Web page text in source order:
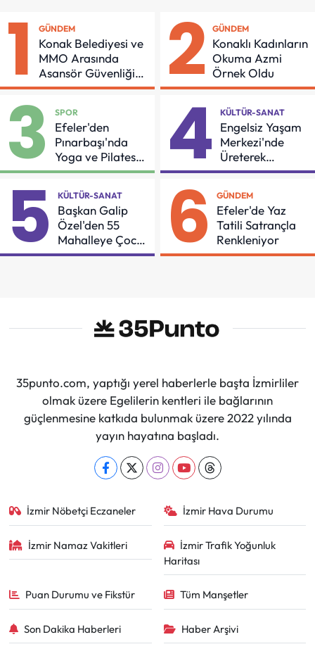
1 GÜNDEM
Konak Belediyesi ve
MMO Arasında
Asansör Güvenliği
İçin Önemli Protokol
2 GÜNDEM
Konaklı Kadınların
Okuma Azmi
Örnek Oldu
3 SPOR
Efeler'den
Pınarbaşı'nda
Yoga ve Pilates
Buluşması
4 KÜLTÜR-SANAT
Engelsiz Yaşam
Merkezi'nde
Üreterek
Güçleniyorlar
5 KÜLTÜR-SANAT
Başkan Galip
Özel'den 55
Mahalleye Çocuk
Şenliği
6 GÜNDEM
Efeler'de Yaz
Tatili Satrançla
Renkleniyor
35punto.com, yaptığı yerel haberlerle başta İzmirliler
olmak üzere Egelilerin kentleri ile bağlarının
güçlenmesine katkıda bulunmak üzere 2022 yılında
yayın hayatına başladı.
İzmir Nöbetçi Eczaneler İzmir Hava Durumu
İzmir Namaz Vakitleri
İzmir Trafik Yoğunluk
Haritası
Puan Durumu ve Fikstür Tüm Manşetler
Son Dakika Haberleri Haber Arşivi